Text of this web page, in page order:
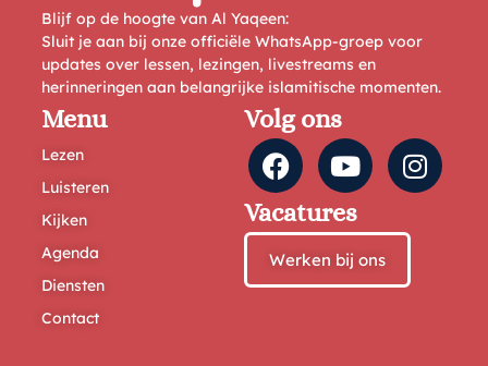
Blijf op de hoogte van Al Yaqeen:
Sluit je aan bij onze officiële WhatsApp-groep voor
updates over lessen, lezingen, livestreams en
herinneringen aan belangrijke islamitische momenten.
Menu
Lezen
Luisteren
Kijken
Agenda
Diensten
Contact
Volg ons
Vacatures
Werken bij ons